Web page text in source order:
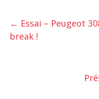
← Essai – Peugeot
break !